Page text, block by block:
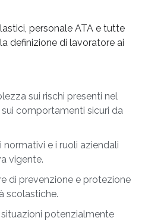
personale ATA e tutte
definizione di lavoratore ai
sui rischi presenti nel
comportamenti sicuri da
normativi e i ruoli aziendali
vigente.
di prevenzione e protezione
scolastiche.
potenzialmente